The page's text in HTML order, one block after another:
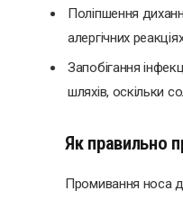
Поліпшення
алергічних
Запобігання
шляхів, оскільки
Як правильно
Промивання носа